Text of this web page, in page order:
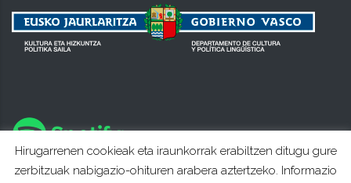
Hirugarrenen cookieak eta iraunkorrak erabiltzen ditugu gure
zerbitzuak nabigazio-ohituren arabera aztertzeko. Informazio